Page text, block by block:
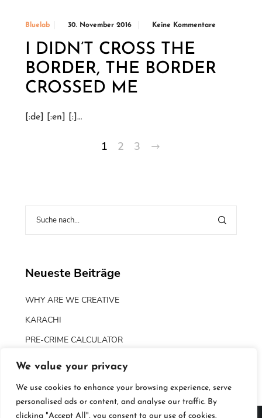
We value your privacy
We use cookies to enhance your browsing experience, serve
personalised ads or content, and analyse our traffic. By
clicking "Accept All", you consent to our use of cookies.
Bluelab 30. November 2016 Keine Kommentare
I DIDN’T CROSS THE
BORDER, THE BORDER
CROSSED ME
[:de] [:en] [:]…
1 2 3
Neueste Beiträge
WHY ARE WE CREATIVE
KARACHI
PRE-CRIME CALCULATOR
WATERPROOF